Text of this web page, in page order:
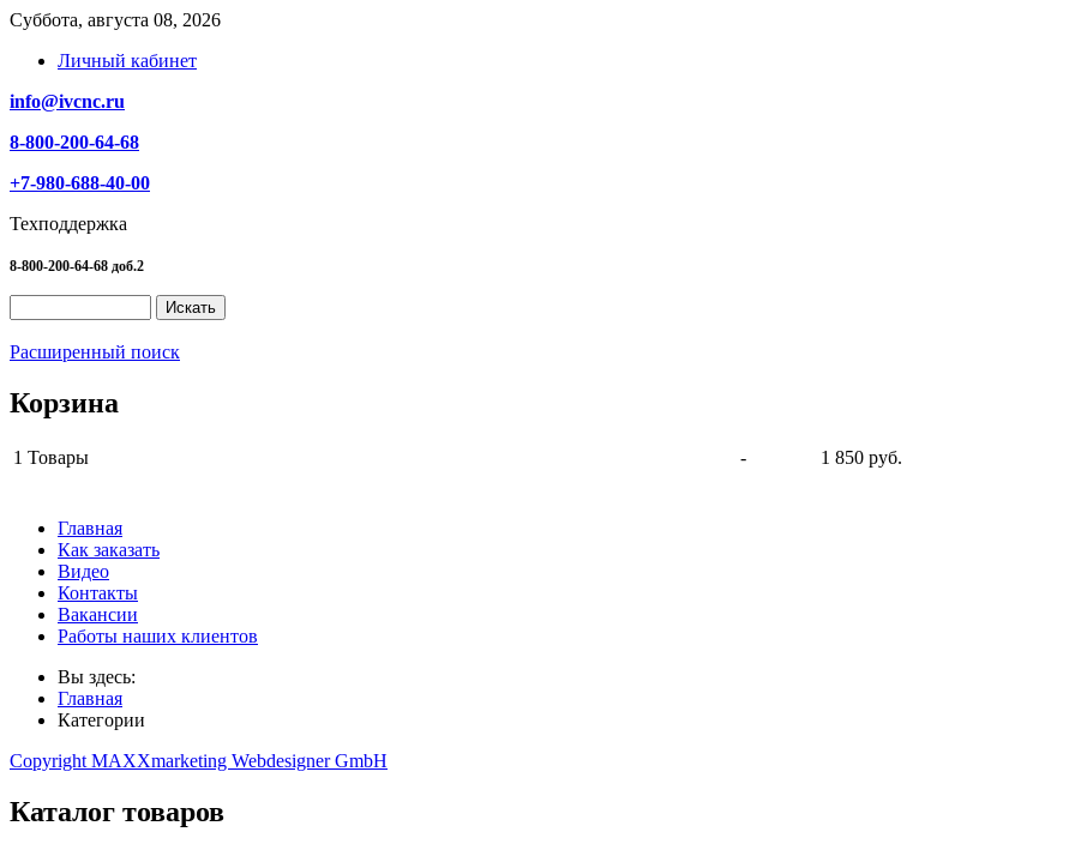
Суббота, августа 08, 2026
Личный кабинет
info@ivcnc.ru
8-800-200-64-68
+7-980-688-40-00
Техподдержка
8-800-200-64-68 доб.2
Расширенный поиск
Корзина
1 Товары -
1 850 руб.
Главная
Как заказать
Видео
Контакты
Вакансии
Работы наших клиентов
Вы здесь:
Главная
Категории
Copyright MAXXmarketing Webdesigner GmbH
Каталог товаров